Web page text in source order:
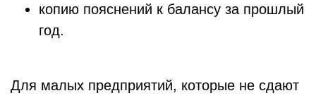
копию пояснений к балансу за прошлый
год.
Для малых предприятий, которые не сдают